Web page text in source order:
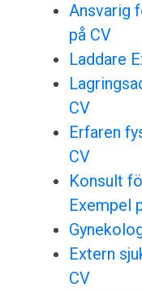
Ansvarig
på CV
Laddare
CV
Erfaren
CV
Konsult
Exempel
Extern
CV